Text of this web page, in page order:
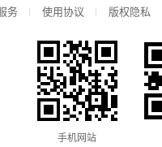
务 使用协议 版权隐私
手机网站